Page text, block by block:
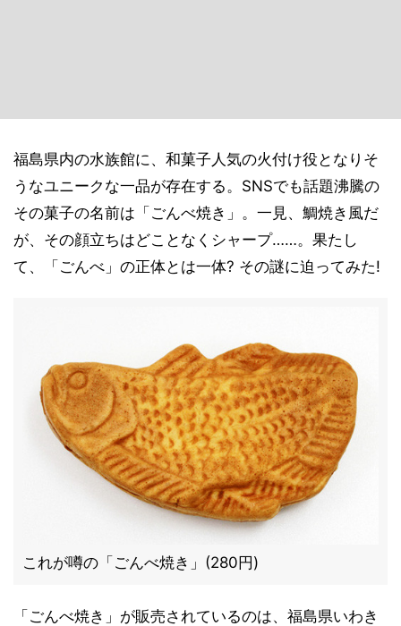
福島県内の水族館に、和菓子人気の火付け役となりそ
うなユニークな一品が存在する。SNSでも話題沸騰の
その菓子の名前は「ごんべ焼き」。一見、鯛焼き風だ
が、その顔立ちはどことなくシャープ……。果たし
て、「ごんべ」の正体とは一体? その謎に迫ってみた!
これが噂の「ごんべ焼き」(280円)
「ごんべ焼き」が販売されているのは、福島県いわき